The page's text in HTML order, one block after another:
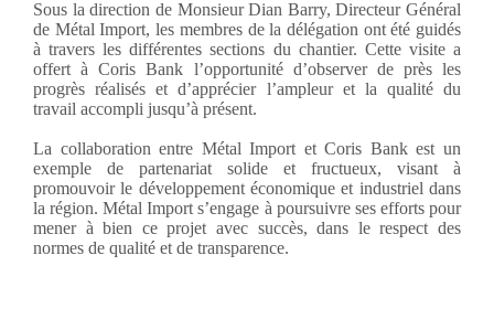
Sous la direction de Monsieur Dian Barry, Directeur Général
de Métal Import, les membres de la délégation ont été guidés
à travers les différentes sections du chantier. Cette visite a
offert à Coris Bank l’opportunité d’observer de près les
progrès réalisés et d’apprécier l’ampleur et la qualité du
travail accompli jusqu’à présent.
La collaboration entre Métal Import et Coris Bank est un
exemple de partenariat solide et fructueux, visant à
promouvoir le développement économique et industriel dans
la région. Métal Import s’engage à poursuivre ses efforts pour
mener à bien ce projet avec succès, dans le respect des
normes de qualité et de transparence.